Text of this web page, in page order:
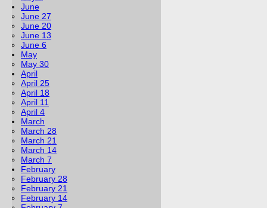
June
June 27
June 20
June 13
June 6
May
May 30
April
April 25
April 18
April 11
April 4
March
March 28
March 21
March 14
March 7
February
February 28
February 21
February 14